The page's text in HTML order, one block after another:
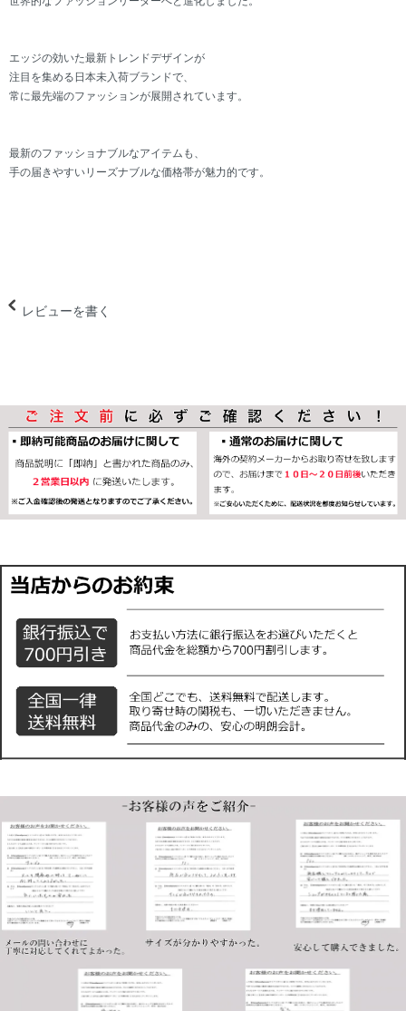
エッジの効いた最新トレンドデザインが
注目を集める日本未入荷ブランドで、
常に最先端のファッションが展開されています。
最新のファッショナブルなアイテムも、
手の届きやすいリーズナブルな価格帯が魅力的です。
レビューを書く